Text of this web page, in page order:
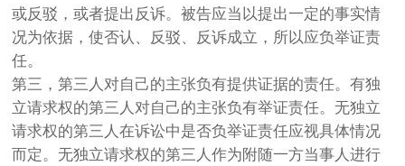
或反驳，或者提出反诉。被告应当以提出一定的事实情
况为依据，使否认、反驳、反诉成立，所以应负举证责
任。
第三，第三人对自己的主张负有提供证据的责任。有独
立请求权的第三人对自己的主张负有举证责任。无独立
请求权的第三人在诉讼中是否负举证责任应视具体情况
而定。无独立请求权的第三人作为附随一方当事人进行